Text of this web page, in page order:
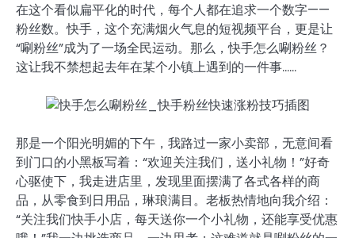
在这个看似扁平化的时代，每个人都在追求一个数字——
粉丝数。快手，这个充满烟火气息的短视频平台，更是让
“唰粉丝”成为了一场全民运动。那么，快手怎么唰粉丝？
这让我不禁想起去年在某个小镇上遇到的一件事……
那是一个阳光明媚的下午，我路过一家小卖部，无意间看
到门口的小黑板写着：“欢迎关注我们，送小礼物！”好奇
心驱使下，我走进店里，发现里面摆满了各式各样的商
品，从零食到日用品，琳琅满目。老板热情地向我介绍：
“关注我们快手小店，每天送你一个小礼物，还能享受优惠